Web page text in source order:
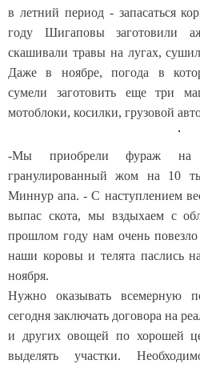
в летний период - запасаться
году Шигаповы заготовили
скашивали травы на лугах,
Даже в ноябре, погода в
сумели заготовить еще три
мотоблоки, косилки, грузовой
-Мы приобрели фураж
гранулированный жом на 10
Миннур апа. - С наступлением
выпас скота, мы вздыхаем с
прошлом году нам очень повезло
наши коровы и телята паслись
ноября.
Нужно оказывать всемерную
сегодня заключать договора на
и других овощей по хорошей
выделять участки.